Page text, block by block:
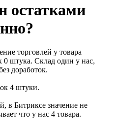
остатками
торговлей у товара
0 штука. Склад один у нас,
доработок.
4 штуки.
в Битриксе значение не
что у нас 4 товара.